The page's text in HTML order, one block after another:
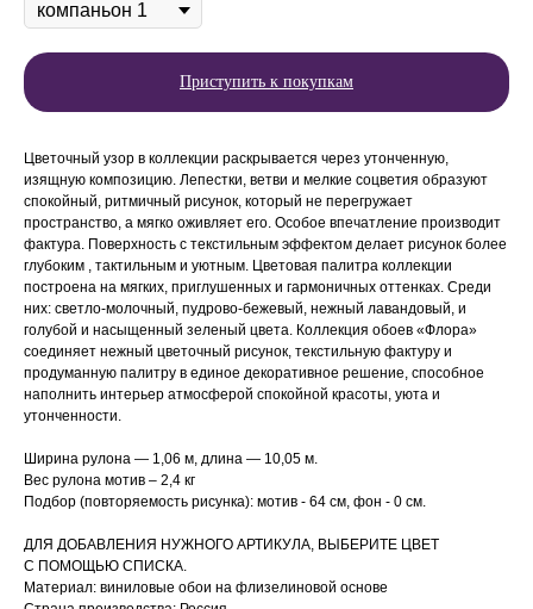
Приступить к покупкам
Цветочный узор в коллекции раскрывается через утонченную,
изящную композицию. Лепестки, ветви и мелкие соцветия образуют
спокойный, ритмичный рисунок, который не перегружает
пространство, а мягко оживляет его. Особое впечатление производит
фактура. Поверхность с текстильным эффектом делает рисунок более
глубоким , тактильным и уютным. Цветовая палитра коллекции
построена на мягких, приглушенных и гармоничных оттенках. Среди
них: светло-молочный, пудрово-бежевый, нежный лавандовый, и
голубой и насыщенный зеленый цвета. Коллекция обоев «Флора»
соединяет нежный цветочный рисунок, текстильную фактуру и
продуманную палитру в единое декоративное решение, способное
наполнить интерьер атмосферой спокойной красоты, уюта и
утонченности.
Ширина рулона — 1,06 м, длина — 10,05 м.
Вес рулона мотив – 2,4 кг
Подбор (повторяемость рисунка): мотив - 64 см, фон - 0 см.
ДЛЯ ДОБАВЛЕНИЯ НУЖНОГО АРТИКУЛА, ВЫБЕРИТЕ ЦВЕТ
С ПОМОЩЬЮ СПИСКА.
Материал: виниловые обои на флизелиновой основе